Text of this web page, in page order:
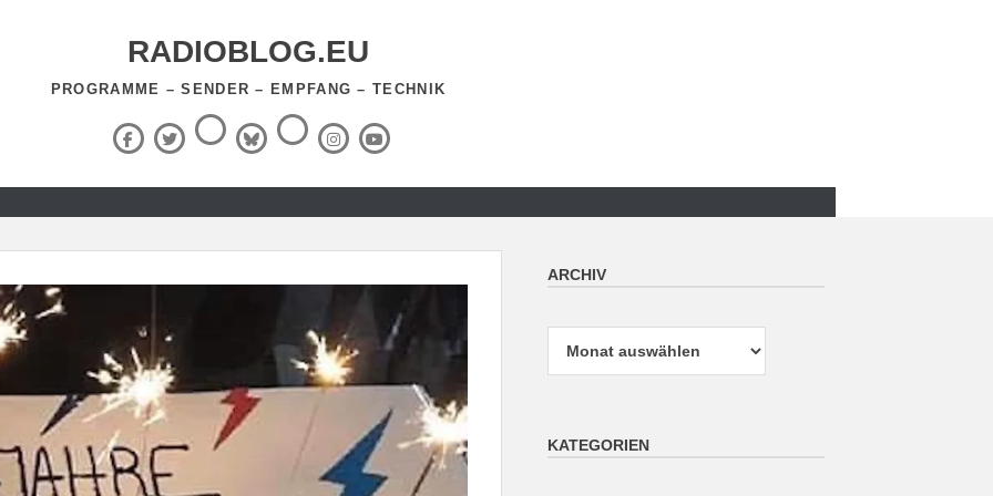
RADIOBLOG.EU
PROGRAMME – SENDER – EMPFANG – TECHNIK
Facebook
X
(Twitter)
ThreadsBlueSky
RSS-
Feed InstagramYouTube
ARCHIV
KATEGORIEN